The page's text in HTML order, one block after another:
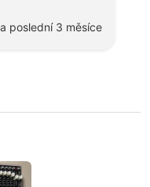
poslední 3 měsíce